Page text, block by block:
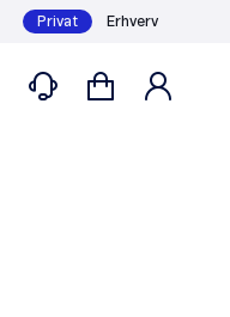
Privat Erhverv